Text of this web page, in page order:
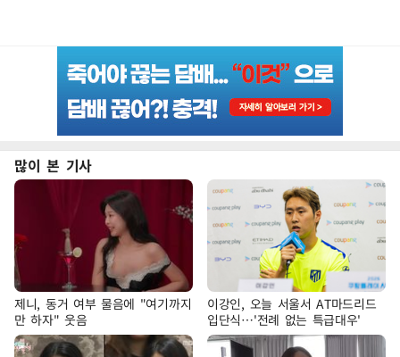
많이 본 기사
제니, 동거 여부 물음에 "여기까지
만 하자" 웃음
이강인, 오늘 서울서 AT마드리드
입단식…'전례 없는 특급대우'